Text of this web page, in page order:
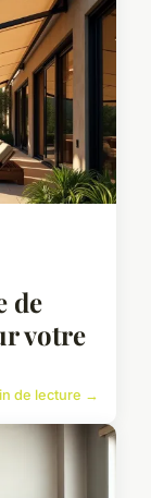
de
votre
de lecture →